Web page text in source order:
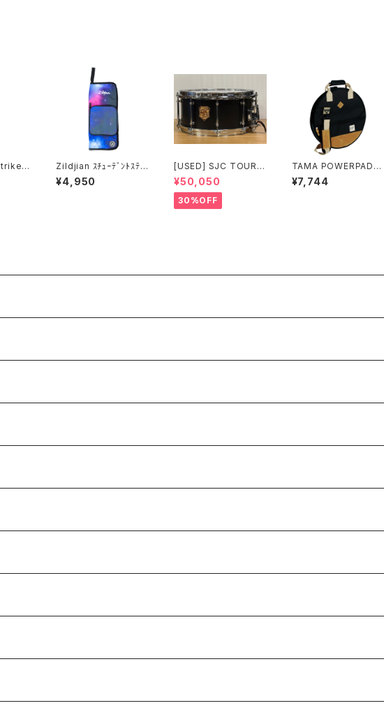
Zildjian ｽﾁｭｰﾃﾞﾝﾄｽﾃｨ
ｯｸﾊﾞｯｸ ﾊﾟｰﾌﾟﾙｷﾞｬﾗｸ
ｼｰ ZXSB00302
¥4,950
[USED] SJC TOUR S
ERIES SNARE 14 × 6.
5 マットブラック
¥50,050
30%OFF
TAMA POWERPAD D
esigner Collection
Cymbal Bag for 18"
¥7,744